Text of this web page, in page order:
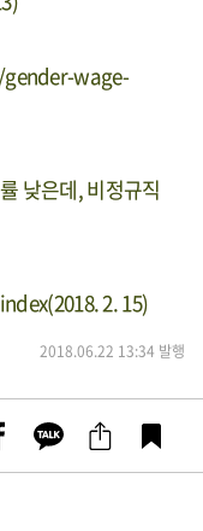
wage-
낮은데, 비정규직
2. 15)
2018.06.22 13:34 발행